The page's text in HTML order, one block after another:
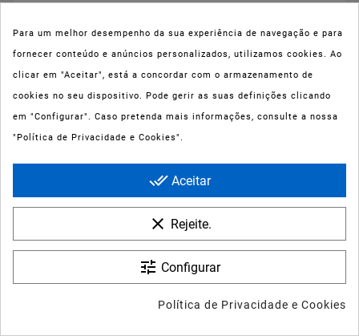
Para um melhor desempenho da sua experiência de navegação e para
fornecer conteúdo e anúncios personalizados, utilizamos cookies. Ao
clicar em "Aceitar", está a concordar com o armazenamento de
cookies no seu dispositivo. Pode gerir as suas definições clicando
em "Configurar". Caso pretenda mais informações, consulte a nossa
"Política de Privacidade e Cookies".
done_all Aceitar
clear Rejeite.
tune Configurar
Política de Privacidade e Cookies